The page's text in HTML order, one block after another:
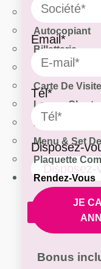
Affiche
Autocopiant
Billetterie
Brochure
Carte De
Logo –
Fly & Dépliant
Menu & Set
Plaquette
Rendez-Vous
Email*
Tél*
Disposez-
JE
Bonus